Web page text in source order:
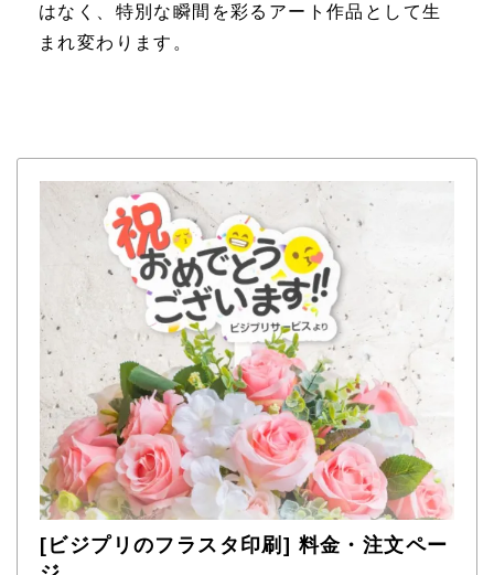
はなく、特別な瞬間を彩るアート作品として生
まれ変わります。
[ビジプリのフラスタ印刷] 料金・注文ペー